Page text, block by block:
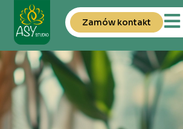
Zamów kontakt